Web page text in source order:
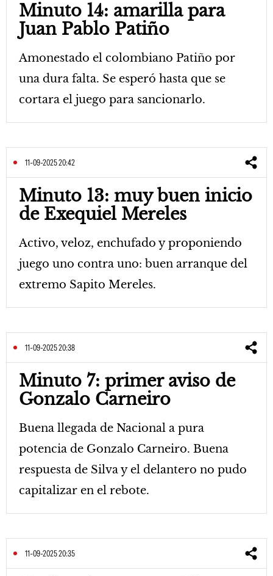
Minuto 14: amarilla para
Juan Pablo Patiño
Amonestado el colombiano Patiño por
una dura falta. Se esperó hasta que se
cortara el juego para sancionarlo.
11-09-2025 20:42
Minuto 13: muy buen inicio
de Exequiel Mereles
Activo, veloz, enchufado y proponiendo
juego uno contra uno: buen arranque del
extremo Sapito Mereles.
11-09-2025 20:38
Minuto 7: primer aviso de
Gonzalo Carneiro
Buena llegada de Nacional a pura
potencia de Gonzalo Carneiro. Buena
respuesta de Silva y el delantero no pudo
capitalizar en el rebote.
11-09-2025 20:35